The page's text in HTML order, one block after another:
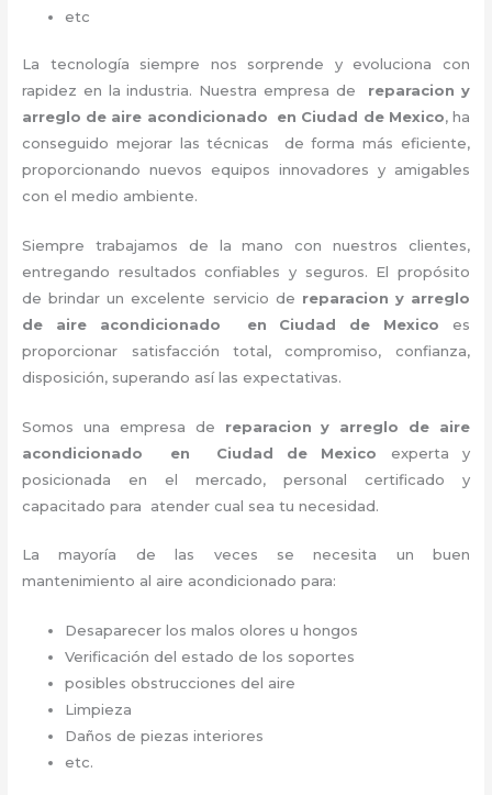
etc
La tecnología siempre nos sorprende y evoluciona con
rapidez en la industria. Nuestra empresa de reparacion y
arreglo de aire acondicionado en Ciudad de Mexico, ha
conseguido mejorar las técnicas de forma más eficiente,
proporcionando nuevos equipos innovadores y amigables
con el medio ambiente.
Siempre trabajamos de la mano con nuestros clientes,
entregando resultados confiables y seguros. El propósito
de brindar un excelente servicio de reparacion y arreglo
de aire acondicionado en Ciudad de Mexico
es
proporcionar satisfacción total, compromiso, confianza,
disposición, superando así las expectativas.
Somos una empresa de reparacion y arreglo de aire
acondicionado en Ciudad de Mexico experta y
posicionada en el mercado, personal certificado y
capacitado para atender cual sea tu necesidad.
La mayoría de las veces se necesita un buen
mantenimiento al aire acondicionado para:
Desaparecer los malos olores u hongos
Verificación del estado de los soportes
posibles obstrucciones del aire
Limpieza
Daños de piezas interiores
etc.